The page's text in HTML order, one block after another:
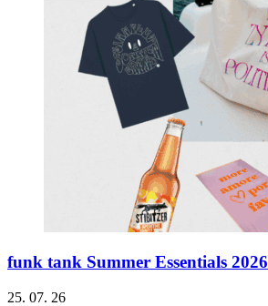
funk tank Summer Essentials 2026
25. 07. 26